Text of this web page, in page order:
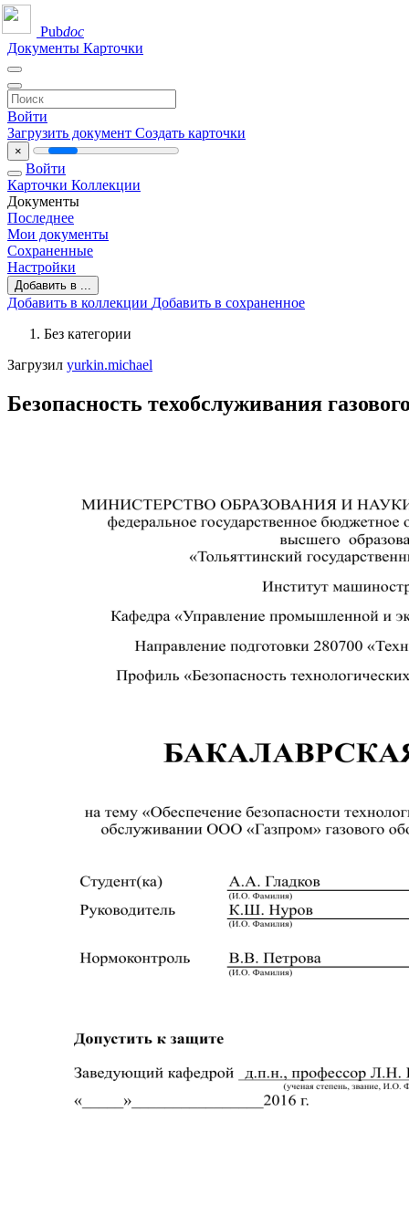
Pubdoc
Документы Карточки
Войти
Загрузить документ Создать карточки
×
Войти
Карточки Коллекции
Документы
Последнее
Мои документы
Сохраненные
Настройки
Добавить в ...
Добавить в коллекции Добавить в сохраненное
Без категории
Загрузил yurkin.michael
Безопасность техобслуживания